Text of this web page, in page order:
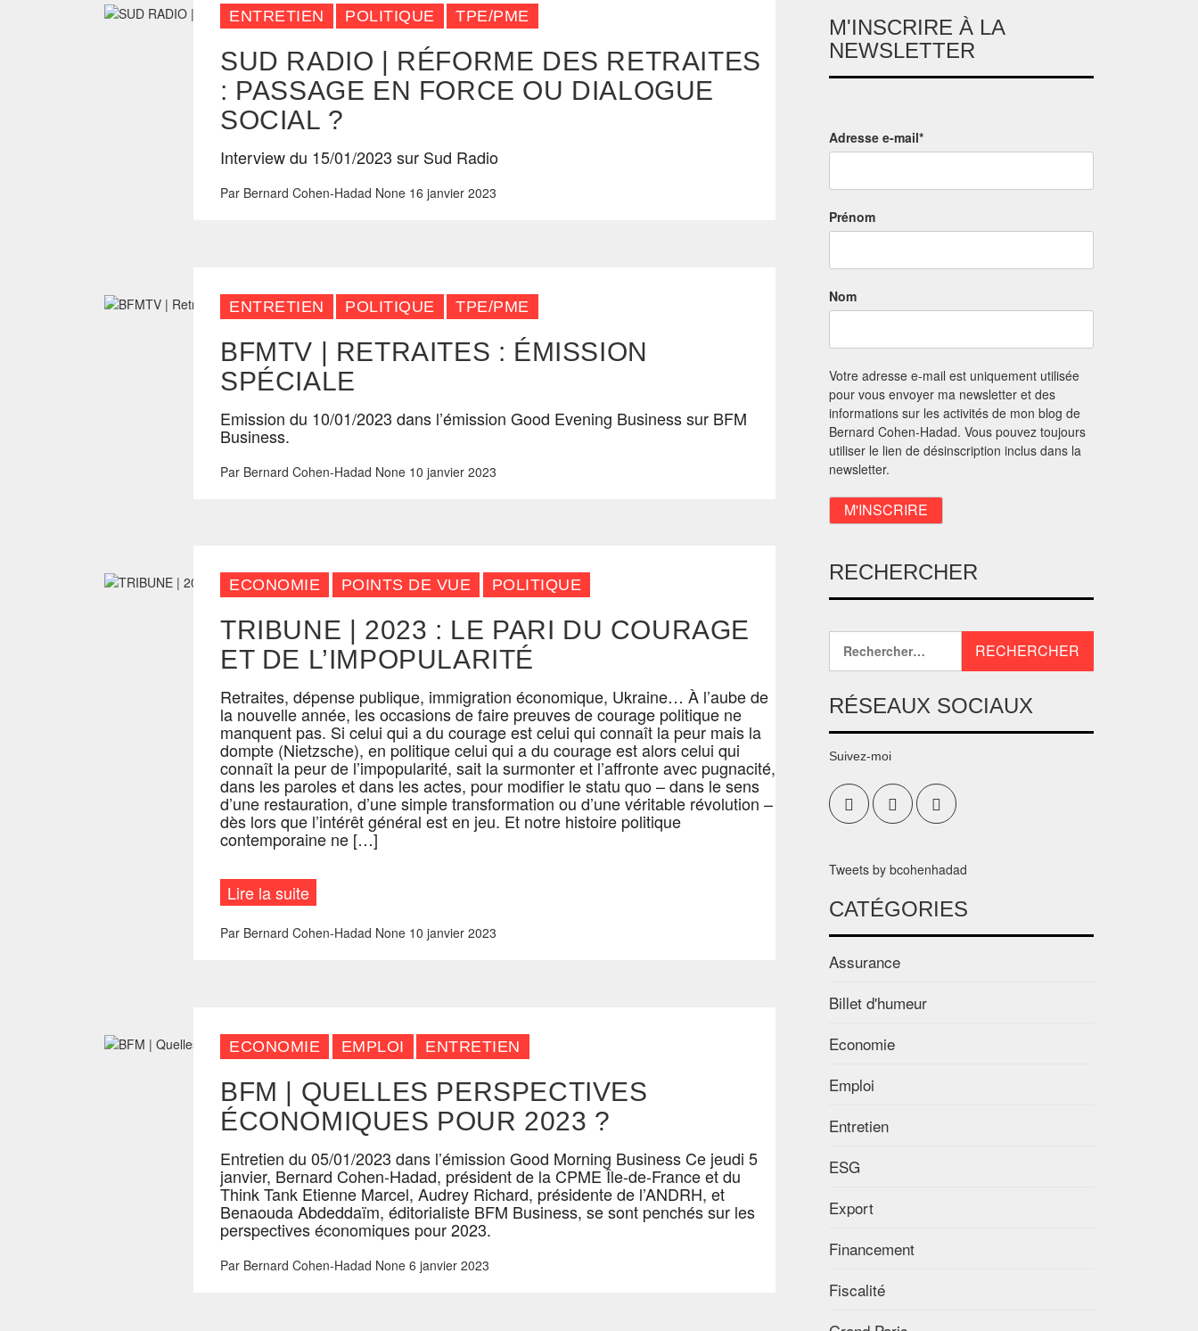
ActualitésENTRETIEN POLITIQUE TPE/PME
SUD RADIO | RÉFORME DES RETRAITES
: PASSAGE EN FORCE OU DIALOGUE
SOCIAL ?
Interview du 15/01/2023 sur Sud Radio
Par Bernard Cohen-Hadad None 16 janvier 2023
ENTRETIEN POLITIQUE TPE/PME
BFMTV | RETRAITES : ÉMISSION
SPÉCIALE
Emission du 10/01/2023 dans l’émission Good Evening Business sur BFM
Business.
Par Bernard Cohen-Hadad None 10 janvier 2023
ECONOMIE POINTS DE VUE POLITIQUE
TRIBUNE | 2023 : LE PARI DU COURAGE
ET DE L’IMPOPULARITÉ
Retraites, dépense publique, immigration économique, Ukraine… À l’aube de
la nouvelle année, les occasions de faire preuves de courage politique ne
manquent pas. Si celui qui a du courage est celui qui connaît la peur mais la
dompte (Nietzsche), en politique celui qui a du courage est alors celui qui
connaît la peur de l’impopularité, sait la surmonter et l’affronte avec pugnacité,
dans les paroles et dans les actes, pour modifier le statu quo – dans le sens
d’une restauration, d’une simple transformation ou d’une véritable révolution –
dès lors que l’intérêt général est en jeu. Et notre histoire politique
contemporaine ne […]
Lire la suite
Par Bernard Cohen-Hadad None 10 janvier 2023
ECONOMIE EMPLOI ENTRETIEN
BFM | QUELLES PERSPECTIVES
ÉCONOMIQUES POUR 2023 ?
Entretien du 05/01/2023 dans l’émission Good Morning Business Ce jeudi 5
janvier, Bernard Cohen-Hadad, président de la CPME Île-de-France et du
Think Tank Etienne Marcel, Audrey Richard, présidente de l’ANDRH, et
Benaouda Abdeddaïm, éditorialiste BFM Business, se sont penchés sur les
perspectives économiques pour 2023.
Par Bernard Cohen-Hadad None 6 janvier 2023
M'INSCRIRE À LA
NEWSLETTER
Adresse e-mail*
Prénom
Nom
Votre adresse e-mail est uniquement utilisée
pour vous envoyer ma newsletter et des
informations sur les activités de mon blog de
Bernard Cohen-Hadad. Vous pouvez toujours
utiliser le lien de désinscription inclus dans la
newsletter.
RECHERCHER
RÉSEAUX SOCIAUX
Suivez-moi
FacebookTwitter Linkedin
Tweets by bcohenhadad
CATÉGORIES
Assurance
Billet d'humeur
Economie
Emploi
Entretien
ESG
Export
Financement
Fiscalité